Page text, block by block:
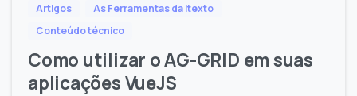
Artigos
As Ferramentas da itexto
Conteúdo técnico
Como utilizar o AG-GRID em suas
aplicações VueJS